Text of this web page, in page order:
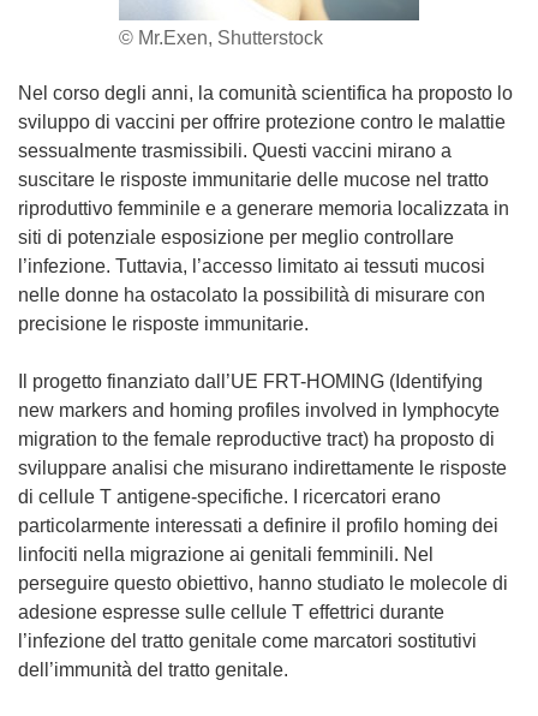
© Mr.Exen, Shutterstock
Nel corso degli anni, la comunità scientifica ha proposto lo
sviluppo di vaccini per offrire protezione contro le malattie
sessualmente trasmissibili. Questi vaccini mirano a
suscitare le risposte immunitarie delle mucose nel tratto
riproduttivo femminile e a generare memoria localizzata in
siti di potenziale esposizione per meglio controllare
l’infezione. Tuttavia, l’accesso limitato ai tessuti mucosi
nelle donne ha ostacolato la possibilità di misurare con
precisione le risposte immunitarie.
Il progetto finanziato dall’UE FRT-HOMING (Identifying
new markers and homing profiles involved in lymphocyte
migration to the female reproductive tract) ha proposto di
sviluppare analisi che misurano indirettamente le risposte
di cellule T antigene-specifiche. I ricercatori erano
particolarmente interessati a definire il profilo homing dei
linfociti nella migrazione ai genitali femminili. Nel
perseguire questo obiettivo, hanno studiato le molecole di
adesione espresse sulle cellule T effettrici durante
l’infezione del tratto genitale come marcatori sostitutivi
dell’immunità del tratto genitale.